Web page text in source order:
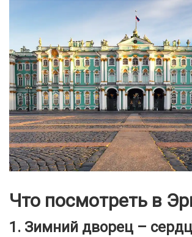
Что посмотреть в
1. Зимний дворец –